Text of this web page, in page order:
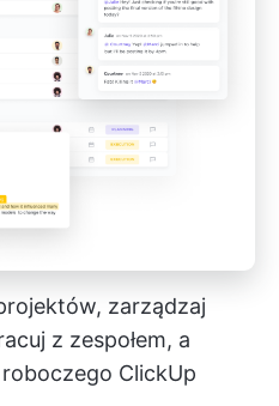
zarządzaj
z zespołem, a
ClickUp